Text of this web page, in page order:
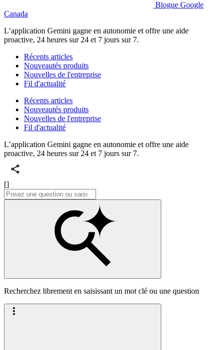
Blogue Google
Canada
L’application Gemini gagne en autonomie et offre une aide
proactive, 24 heures sur 24 et 7 jours sur 7.
Récents articles
Nouveautés produits
Nouvelles de l'entreprise
Fil d'actualité
Récents articles
Nouveautés produits
Nouvelles de l'entreprise
Fil d'actualité
L’application Gemini gagne en autonomie et offre une aide
proactive, 24 heures sur 24 et 7 jours sur 7.
[]
Recherchez librement en saisissant un mot clé ou une question